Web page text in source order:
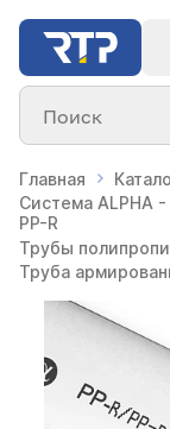
Поиск
Главная
Система ALPHA
PP-R
Трубы
Труба